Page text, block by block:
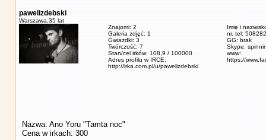
pawelizdebski
Warszawa, 35 lat
Znajomi: 2
Galeria zdjęć: 1
Gwiazdki: 3
Twórczość: 7
Stan/cel irków: 108,9 / 100000
Adres profilu w IRCE:
http://irka.com.pl/u/pawelizdebski
Imię i
nr. tel:
GG: brak
Skype:
www:
https://
Nazwa: Ano Yoru "Tamta noc"
Cena w irkach: 300